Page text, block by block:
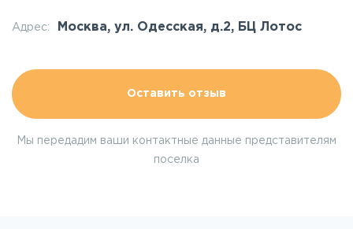
Адрес: Москва, ул. Одесская, д.2, БЦ Лотос
Оставить отзыв
Мы передадим ваши контактные данные представителям
поселка